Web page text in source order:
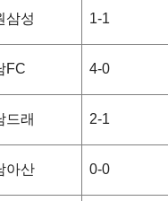
삼성 1-1
FC 4-0
드래 2-1
아산 0-0